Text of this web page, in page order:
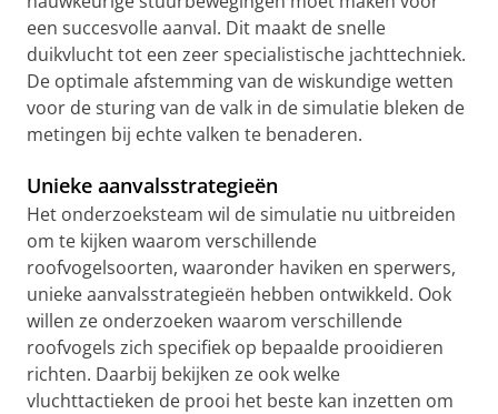
een succesvolle aanval. Dit maakt de snelle
duikvlucht tot een zeer specialistische jachttechniek.
De optimale afstemming van de wiskundige wetten
voor de sturing van de valk in de simulatie bleken de
metingen bij echte valken te benaderen.
Unieke aanvalsstrategieën
Het onderzoeksteam wil de simulatie nu uitbreiden
om te kijken waarom verschillende
roofvogelsoorten, waaronder haviken en sperwers,
unieke aanvalsstrategieën hebben ontwikkeld. Ook
willen ze onderzoeken waarom verschillende
roofvogels zich specifiek op bepaalde prooidieren
richten. Daarbij bekijken ze ook welke
vluchttactieken de prooi het beste kan inzetten om